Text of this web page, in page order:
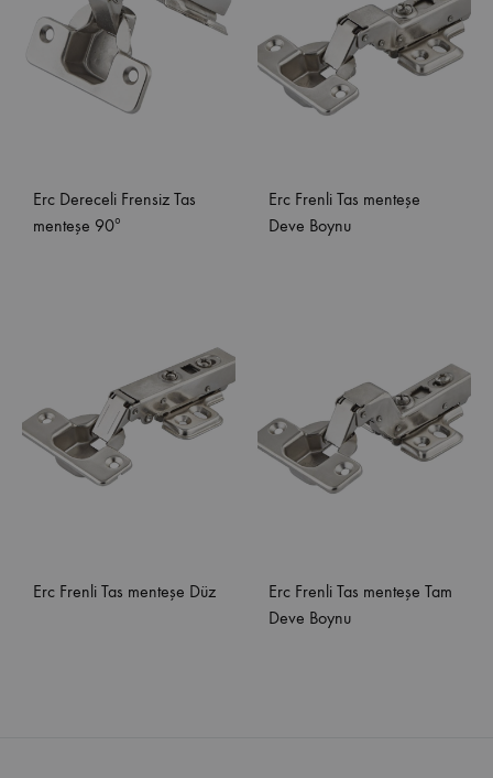
Erc Dereceli Frensiz Tas
menteşe 90º
Erc Frenli Tas menteşe
Deve Boynu
Erc Frenli Tas menteşe Düz
Erc Frenli Tas menteşe Tam
Deve Boynu